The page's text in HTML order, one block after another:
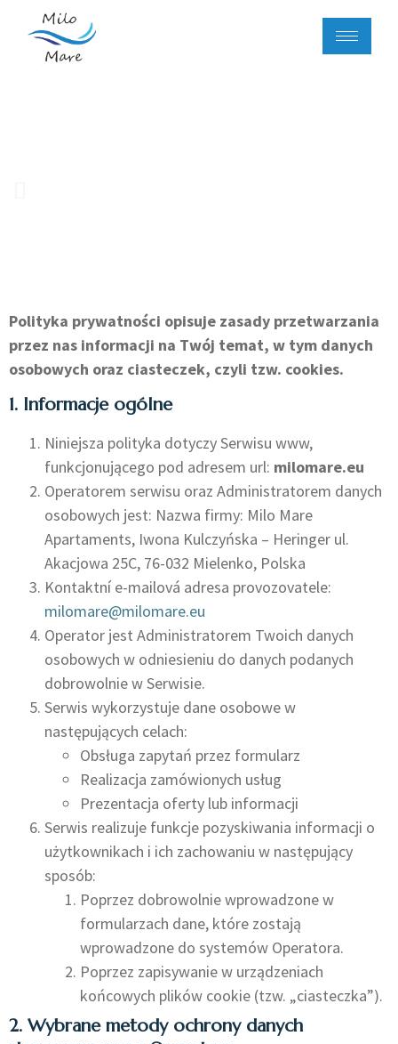
Polityka prywatności opisuje zasady przetwarzania
przez nas informacji na Twój temat, w tym danych
osobowych oraz ciasteczek, czyli tzw. cookies.
1. Informacje ogólne
Niniejsza polityka dotyczy Serwisu www,
funkcjonującego pod adresem url: milomare.eu
Operatorem serwisu oraz Administratorem danych
osobowych jest: Nazwa firmy: Milo Mare
Apartaments, Iwona Kulczyńska – Heringer ul.
Akacjowa 25C, 76-032 Mielenko, Polska
Kontaktní e-mailová adresa provozovatele:
milomare@milomare.eu
Operator jest Administratorem Twoich danych
osobowych w odniesieniu do danych podanych
dobrowolnie w Serwisie.
Serwis wykorzystuje dane osobowe w
następujących celach:
Obsługa zapytań przez formularz
Realizacja zamówionych usług
Prezentacja oferty lub informacji
Serwis realizuje funkcje pozyskiwania informacji o
użytkownikach i ich zachowaniu w następujący
sposób:
Poprzez dobrowolnie wprowadzone w
formularzach dane, które zostają
wprowadzone do systemów Operatora.
Poprzez zapisywanie w urządzeniach
końcowych plików cookie (tzw. „ciasteczka”).
2. Wybrane metody ochrony danych